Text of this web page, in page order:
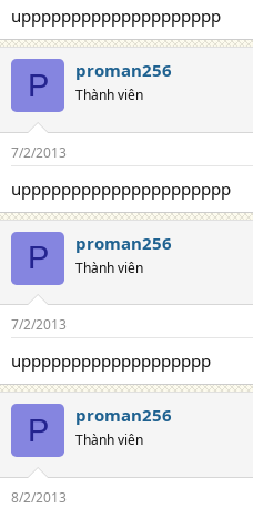
upppppppppppppppppppp
P proman256
Thành viên
7/2/2013
uppppppppppppppppppppp
P proman256
Thành viên
7/2/2013
uppppppppppppppppppp
P proman256
Thành viên
8/2/2013